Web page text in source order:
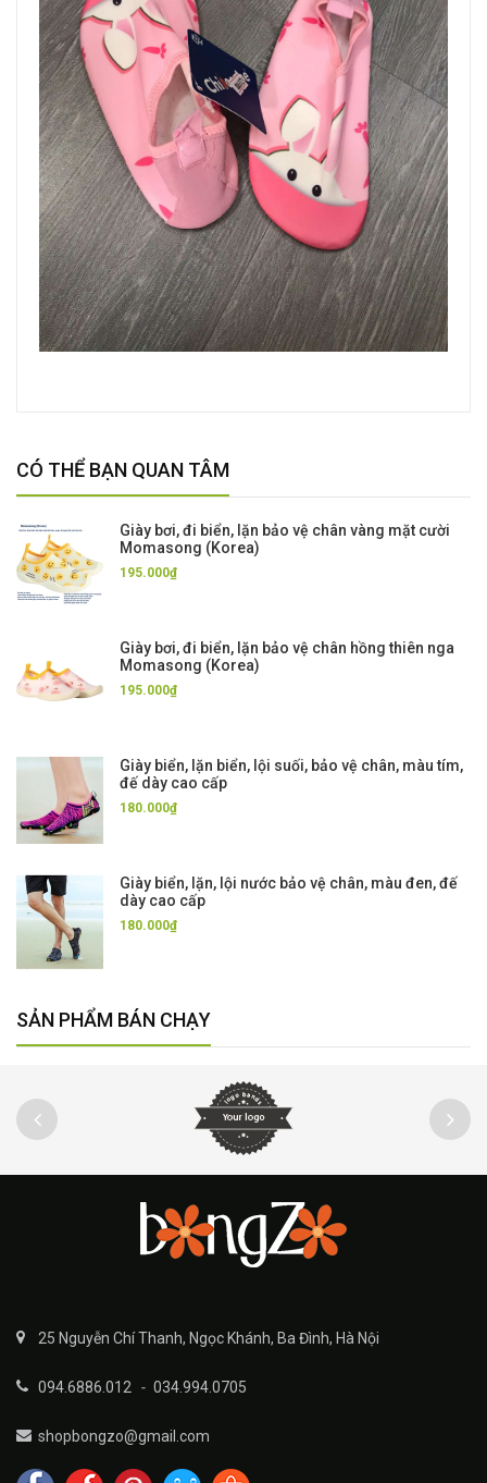
CÓ THỂ BẠN QUAN TÂM
Giày bơi, đi biển, lặn bảo vệ chân vàng mặt cười
Momasong (Korea)
195.000₫
Giày bơi, đi biển, lặn bảo vệ chân hồng thiên nga
Momasong (Korea)
195.000₫
Giày biển, lặn biển, lội suối, bảo vệ chân, màu tím,
đế dày cao cấp
180.000₫
Giày biển, lặn, lội nước bảo vệ chân, màu đen, đế
dày cao cấp
180.000₫
SẢN PHẨM BÁN CHẠY
25 Nguyễn Chí Thanh, Ngọc Khánh, Ba Đình, Hà Nội
094.6886.012 - 034.994.0705
shopbongzo@gmail.com